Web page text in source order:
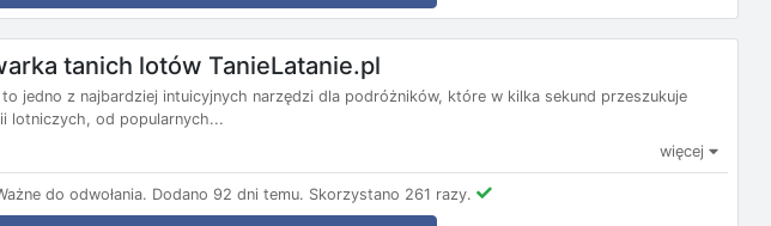
tanich lotów TanieLatanie.pl
to jedno z najbardziej intuicyjnych narzędzi dla podróżników, które w kilka sekund przeszukuje
lotniczych, od popularnych...
więcej
do odwołania. Dodano 92 dni temu. Skorzystano 261 razy.